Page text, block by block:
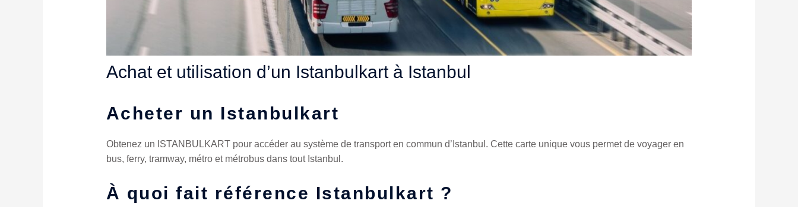
Achat et utilisation d’un Istanbulkart à Istanbul
Acheter un Istanbulkart
Obtenez un ISTANBULKART pour accéder au système de transport en commun d’Istanbul. Cette carte unique vous permet de voyager en
bus, ferry, tramway, métro et métrobus dans tout Istanbul.
À quoi fait référence Istanbulkart ?